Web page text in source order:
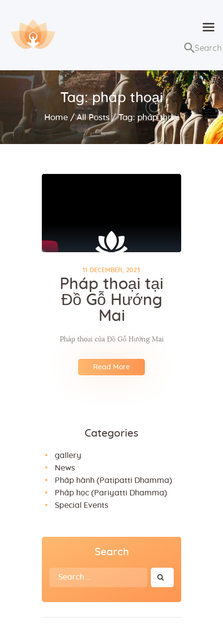
Tag: pháp thoại
Home All Posts Tag: pháp thoại
Trang chủ
Bài giảng
Lớp học và sự kiện
Về Dhammaduta
11 DECEMBER, 2023
Pháp thoại tại
Đồ Gỗ Hướng
Mai
Pháp thoại của Đồ Gỗ Hướng Mai
Read More
Categories
gallery
News
Pháp hành (Patipatti Dhamma)
Pháp học (Pariyatti Dhamma)
Special Events
Search
Search
for: